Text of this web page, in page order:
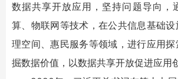
数据共享开放应用，坚持问题导向，
算、物联网等技术，在公共信息基础
理空间、惠民服务等领域，进行应用
掘数据价值，以数据共享开放促进应用